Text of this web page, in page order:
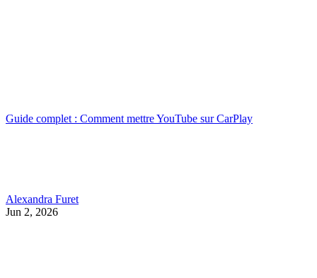
Guide complet : Comment mettre YouTube sur CarPlay
Alexandra Furet
Jun 2, 2026